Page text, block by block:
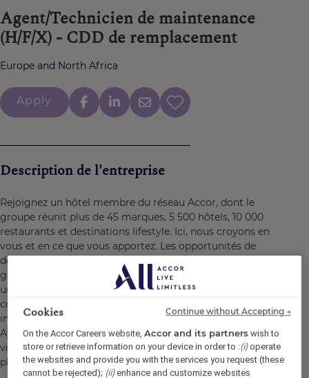
Agent/Technicien de maintenance
(H/F/X) - CDD de remplacement
Europe and North Africa
Apply
Description de l'entreprise
Rejoignez un hôtel membre du réseau Accor, dont le
groupe réunit plus de 45 marques, 5 500 hôtels, 10 000
restaurants et destinations lifestyle. Ici, nous croyons en
vous et en ce que vous apportez. Les opportunités de
développement et d'évolution sont nombreuses. Chaque
geste, chaque sourire, chaque action, contribuent à créer
un impact positif et mémorable pour nos clients, nos
collègues et aussi pour notre planète. Ensemble, nous
incarnons la vision de l’hospitalité responsable.
Ayez l’opportunité de devenir un Heartist®, et laissez
votre coeur vous guider dans ce monde où la vie bat
plus fort.
Cookies
On the Accor Careers website,Accor and its partners wish to
store or retrieve information on your device in order to :(i)operate
the websites and provide you with the services you request (these
cannot be rejected); (ii)enhance and customize websites
Continue without Accepting →